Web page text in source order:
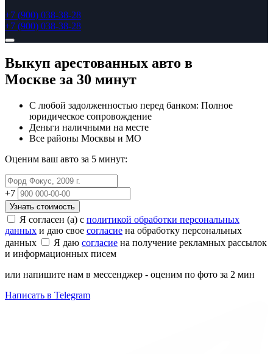
+7 (900) 038-38-28
+7 (900) 038-38-28
Выкуп арестованных авто в
Москве за 30 минут
С любой задолженностью перед банком: Полное
юридическое сопровождение
Деньги наличными на месте
Все районы Москвы и МО
Оценим ваш авто за 5 минут:
+7
Узнать стоимость
Я согласен (а) с политикой обработки персональных
данных и даю свое согласие на обработку персональных
данных
Я даю согласие на получение рекламных рассылок
и информационных писем
или напишите нам в мессенджер - оценим по фото за 2 мин
Написать в Telegram